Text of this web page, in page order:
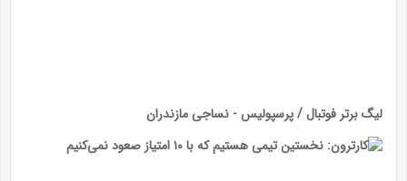
لیگ برتر فوتبال / پرسپولیس - نساجی مازندران